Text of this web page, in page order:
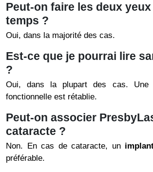
Peut-on faire les deux yeux
temps ?
Oui, dans la majorité des cas.
Est-ce que je pourrai lire
?
Oui, dans la plupart des cas. Une
fonctionnelle est rétablie.
Peut-on associer
cataracte ?
Non. En cas de cataracte, un
préférable.